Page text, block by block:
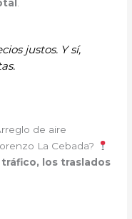
justos. Y sí,
de aire
La Cebada?
los traslados